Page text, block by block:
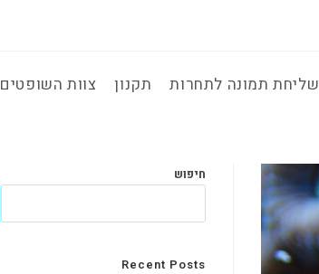
שליחת תמונה לתחרות תקנון צוות השופטים
חיפוש
Recent Posts